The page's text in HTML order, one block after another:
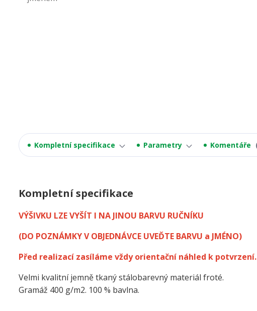
Kompletní specifikace Parametry Komentáře
Kompletní specifikace
VÝŠIVKU LZE VYŠÍT I NA JINOU BARVU RUČNÍKU
(DO POZNÁMKY V OBJEDNÁVCE UVEĎTE BARVU a JMÉNO)
Před realizací zasíláme vždy orientační náhled k potvrzení.
Velmi kvalitní jemně tkaný stálobarevný materiál froté.
Gramáž 400 g/m2. 100 % bavlna.